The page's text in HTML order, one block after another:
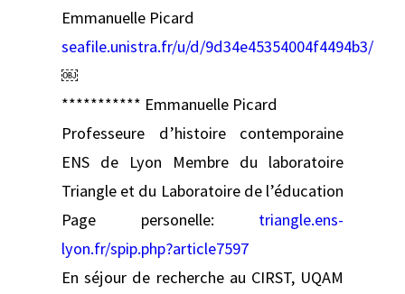
Emmanuelle Picard
seafile.unistra.fr/u/d/9d34e45354004f4494b3/
￼
*********** Emmanuelle Picard
Professeure d’histoire contemporaine
ENS de Lyon Membre du laboratoire
Triangle et du Laboratoire de l’éducation
Page personelle: triangle.ens-
lyon.fr/spip.php?article7597
En séjour de recherche au CIRST, UQAM